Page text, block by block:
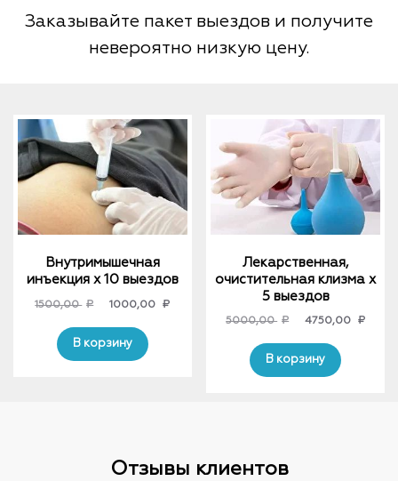
Заказывайте пакет выездов и получите
невероятно низкую цену.
Внутримышечная
инъекция х 10 выездов
1500,00 ₽
Original
was:
1500,00 ₽.
1000,00 ₽Current
В корзину
Лекарственная,
очистительная клизма x
5 выездов
5000,00 ₽
Original
was:
5000,00 ₽.
4750,00 ₽
В корзину
Отзывы клиентов